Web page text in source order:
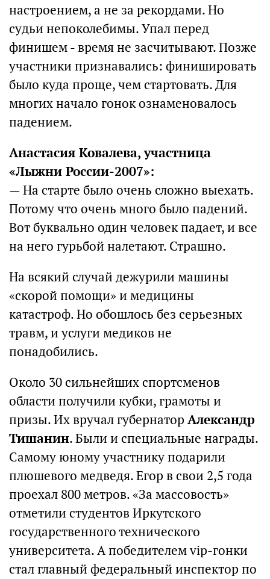
настроением, а не за рекордами. Но
судьи непоколебимы. Упал перед
финишем - время не засчитывают. Позже
участники признавались: финишировать
было куда проще, чем стартовать. Для
многих начало гонок ознаменовалось
падением.
Анастасия Ковалева, участница
«Лыжни России-2007»:
— На старте было очень сложно выехать.
Потому что очень много было падений.
Вот буквально один человек падает, и все
на него гурьбой налетают. Страшно.
На всякий случай дежурили машины
«скорой помощи» и медицины
катастроф. Но обошлось без серьезных
травм, и услуги медиков не
понадобились.
Около 30 сильнейших спортсменов
области получили кубки, грамоты и
призы. Их вручал губернатор Александр
Тишанин. Были и специальные награды.
Самому юному участнику подарили
плюшевого медведя. Егор в свои 2,5 года
проехал 800 метров. «За массовость»
отметили студентов Иркутского
государственного технического
университета. А победителем vip-гонки
стал главный федеральный инспектор по